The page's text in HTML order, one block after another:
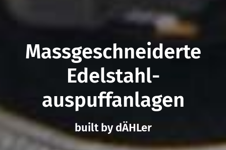
Mass­geschneiderte
Edelstahl­
auspuffanlagen
built by dÄHLer